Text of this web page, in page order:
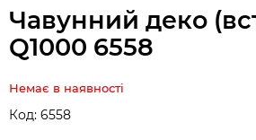
Чавунний деко
Q1000 6558
Немає в наявності
Код: 6558